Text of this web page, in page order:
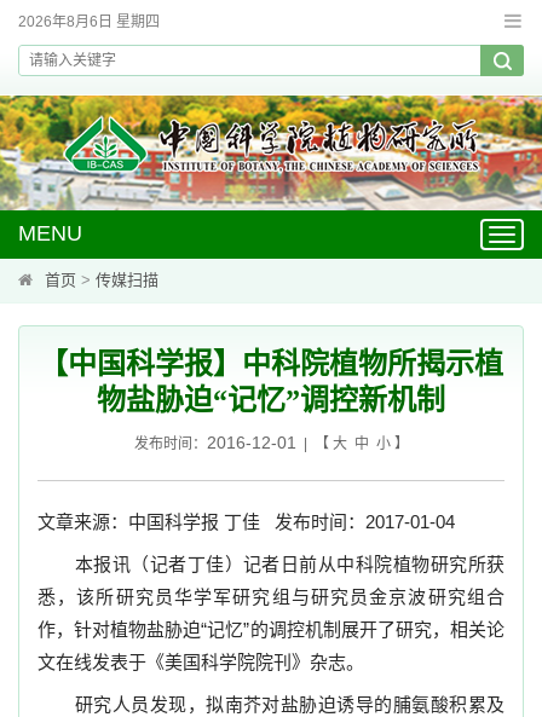
2026年8月6日 星期四
MENU
首页 > 传媒扫描
【中国科学报】中科院植物所揭示植
物盐胁迫“记忆”调控新机制
发布时间： 2016-12-01 | 【 大 中 小】
文章来源：中国科学报 丁佳 发布时间： 2017-01-04
本报讯（记者丁佳）记者日前从中科院植物研究所获
悉，该所研究员华学军研究组与研究员金京波研究组合
作，针对植物盐胁迫“记忆”的调控机制展开了研究，相关论
文在线发表于《美国科学院院刊》杂志。
研究人员发现，拟南芥对盐胁迫诱导的脯氨酸积累及